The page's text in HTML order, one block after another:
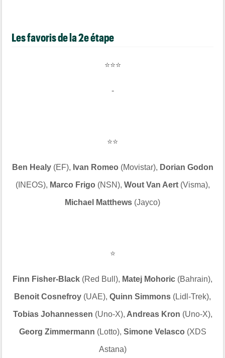
Les favoris de la 2e étape
⭐⭐⭐
-
⭐⭐
Ben Healy(EF), Ivan Romeo (Movistar), Dorian Godon
(INEOS), Marco Frigo (NSN), Wout Van Aert (Visma),
Michael Matthews (Jayco)
⭐
Finn Fisher-Black (Red Bull), Matej Mohoric (Bahrain),
Benoit Cosnefroy (UAE), Quinn Simmons (Lidl-Trek),
Tobias Johannessen (Uno-X), Andreas Kron (Uno-X),
Georg Zimmermann (Lotto), Simone Velasco (XDS
Astana)